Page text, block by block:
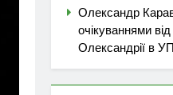
Олександр
очікуваннями
Олександрії в